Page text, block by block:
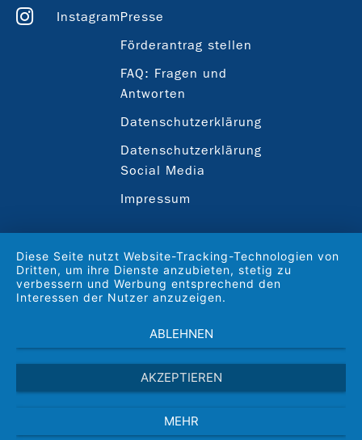
InstagramPresse
Förderantrag stellen
FAQ: Fragen und
Antworten
Datenschutzerklärung
Datenschutzerklärung
Social Media
Impressum
Diese Seite nutzt Website-Tracking-Technologien von
Dritten, um ihre Dienste anzubieten, stetig zu
verbessern und Werbung entsprechend den
Interessen der Nutzer anzuzeigen.
ABLEHNEN
AKZEPTIEREN
MEHR